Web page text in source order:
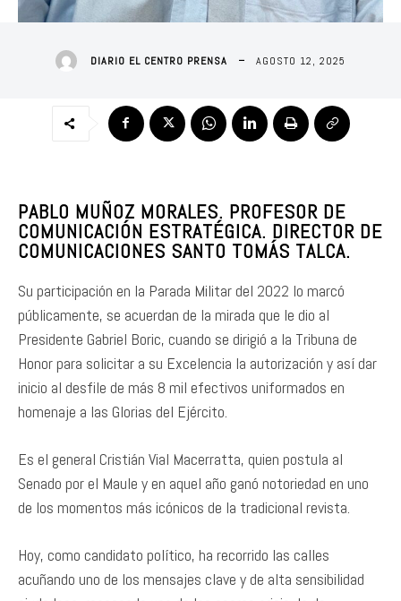
DIARIO EL CENTRO PRENSA AGOSTO 12, 2025
PABLO MUÑOZ MORALES. PROFESOR DE
COMUNICACIÓN ESTRATÉGICA. DIRECTOR DE
COMUNICACIONES SANTO TOMÁS TALCA.
Su participación en la Parada Militar del 2022 lo marcó
públicamente, se acuerdan de la mirada que le dio al
Presidente Gabriel Boric, cuando se dirigió a la Tribuna de
Honor para solicitar a su Excelencia la autorización y así dar
inicio al desfile de más 8 mil efectivos uniformados en
homenaje a las Glorias del Ejército.
Es el general Cristián Vial Macerratta, quien postula al
Senado por el Maule y en aquel año ganó notoriedad en uno
de los momentos más icónicos de la tradicional revista.
Hoy, como candidato político, ha recorrido las calles
acuñando uno de los mensajes clave y de alta sensibilidad